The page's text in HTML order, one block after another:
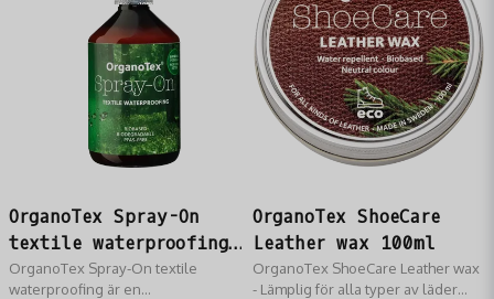
Åtgång: Räcker till 5–7 plagg. Hållbarhet: 12 månader, öppnad
förpackning. Förvaring: Frostfritt, oåtkomligt för barn.
Återvinning: Sorteras som plast (rPET-flaska).
OrganoTex Spray-On
textile waterproofing
500ml
OrganoTex Spray-On textile
waterproofing är en
OrganoTex ShoeCare
Leather wax 100ml
OrganoTex ShoeCare Leather wax
- Lämplig för alla typer av läder